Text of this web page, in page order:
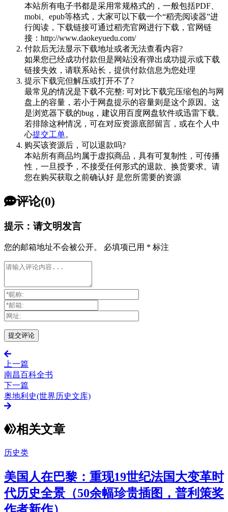
本站所有电子书都是采用常规格式的，一般包括PDF、
mobi、epub等格式，大家可以下载一个“稻壳阅读器”进
行阅读，下载链接可通过稻壳官网进行下载，官网链
接：http://www.daokeyuedu.com/
付款后无法显示下载地址或者无法查看内容?
如果您已经成功付款但是网站没有弹出成功提示或下载
链接失效，请联系站长，提供付款信息为您处理
提示下载完但解压或打开不了?
最常见的情况是下载不完整: 可对比下载完压缩包的与网
盘上的容量，若小于网盘提示的容量则是这个原因。这
是浏览器下载的bug，建议用百度网盘软件或迅雷下载。
若排除这种情况，可在对应资源底部留言，或在个人中
心提交工单。
购买该资源后，可以退款吗?
本站所有商品均属于虚拟商品，具有可复制性，可传播
性，一旦授予，不接受任何形式的退款、换货要求。请
您在购买获取之前确认好 是您所需要的资源
评论(0)
提示：请文明发言
您的邮箱地址不会被公开。 必填项已用 * 标注
上一篇
南昌百科全书
下一篇
奥地利史(世界历史文库)
相关文章
历史类
美国人在巴黎：重现19世纪法国大变革时
代历史全景（50余幅珍贵插图，普利策奖